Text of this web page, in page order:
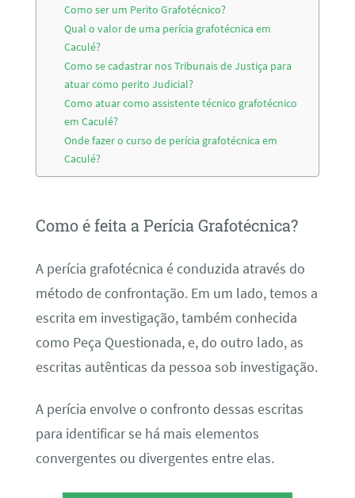
Como ser um Perito Grafotécnico?
Qual o valor de uma perícia grafotécnica em
Caculé?
Como se cadastrar nos Tribunais de Justiça para
atuar como perito Judicial?
Como atuar como assistente técnico grafotécnico
em Caculé?
Onde fazer o curso de perícia grafotécnica em
Caculé?
Como é feita a Perícia Grafotécnica?
A perícia grafotécnica é conduzida através do
método de confrontação. Em um lado, temos a
escrita em investigação, também conhecida
como Peça Questionada, e, do outro lado, as
escritas autênticas da pessoa sob investigação.
A perícia envolve o confronto dessas escritas
para identificar se há mais elementos
convergentes ou divergentes entre elas.